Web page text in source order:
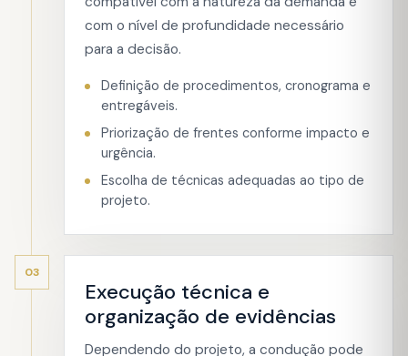
com o nível de profundidade necessário
para a decisão.
Definição de procedimentos, cronograma e
entregáveis.
Priorização de frentes conforme impacto e
urgência.
Escolha de técnicas adequadas ao tipo de
projeto.
03
Execução técnica e
organização de evidências
Dependendo do projeto, a condução pode